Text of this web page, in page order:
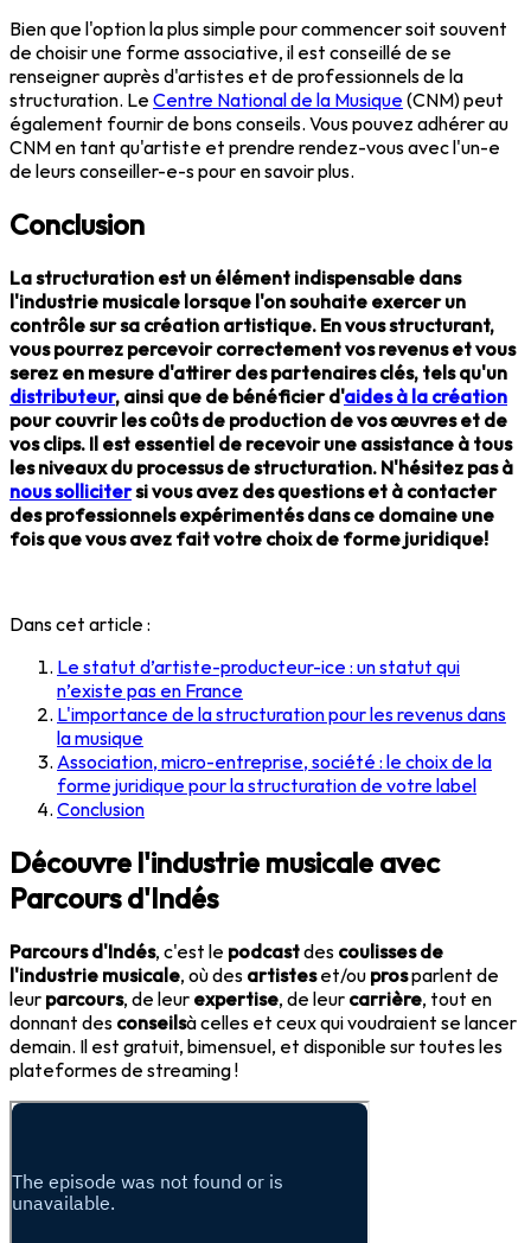
Bien que l'option la plus simple pour commencer soit souvent
de choisir une forme associative, il est conseillé de se
renseigner auprès d'artistes et de professionnels de la
structuration. Le Centre National de la Musique (CNM) peut
également fournir de bons conseils. Vous pouvez adhérer au
CNM en tant qu'artiste et prendre rendez-vous avec l'un-e
de leurs conseiller-e-s pour en savoir plus.
Conclusion
La structuration est un élément indispensable dans
l'industrie musicale lorsque l'on souhaite exercer un
contrôle sur sa création artistique. En vous structurant,
vous pourrez percevoir correctement vos revenus et vous
serez en mesure d'attirer des partenaires clés, tels qu'un
distributeur, ainsi que de bénéficier d'aides à la création
pour couvrir les coûts de production de vos œuvres et de
vos clips. Il est essentiel de recevoir une assistance à tous
les niveaux du processus de structuration. N'hésitez pas à
nous sollicitersi vous avez des questions et à contacter
des professionnels expérimentés dans ce domaine une
fois que vous avez fait votre choix de forme juridique!
Dans cet article :
Le statut d’artiste-producteur-ice : un statut qui
n’existe pas en France
L'importance de la structuration pour les revenus dans
la musique
Association, micro-entreprise, société : le choix de la
forme juridique pour la structuration de votre label
Conclusion
Découvre l'industrie musicale avec
Parcours d'Indés
Parcours d'Indés, c'est le podcastdes coulisses de
l'industrie musicale, où des artisteset/ou prosparlent de
leur parcours, de leur expertise, de leur carrière, tout en
donnant des conseilsà celles et ceux qui voudraient se lancer
demain. Il est gratuit, bimensuel, et disponible sur toutes les
plateformes de streaming !